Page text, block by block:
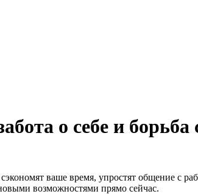
о себе и борьба
ваше время, упростят общение с
возможностями прямо сейчас.